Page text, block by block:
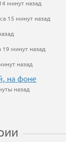
минут назад
15 минут назад
19 минут назад
назад
на фоне
назад